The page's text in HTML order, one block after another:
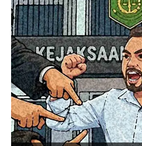
Menko Airlangga mengatakan
agribisnis hortikultura yang
perbankan,off takerdan
hilir dilakukan dengan
kemandirian dan
Gambaran model kolaborasi
terlibat dalam kemitraan dan
membangun ekosistem
hilir dimuat dalam Buku Pintar